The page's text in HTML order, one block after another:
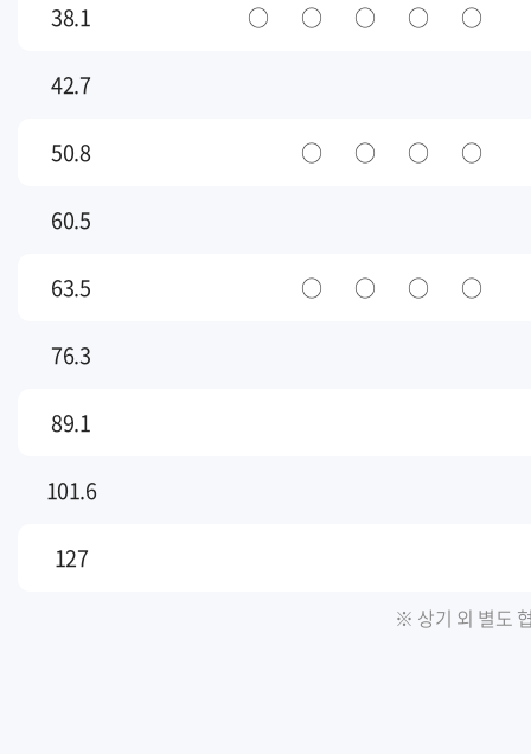
38.1 ○ ○ ○ ○ ○
42.7
50.8 ○ ○ ○ ○
60.5
63.5 ○ ○ ○ ○
76.3
89.1
101.6
127
※ 상기 외 별도